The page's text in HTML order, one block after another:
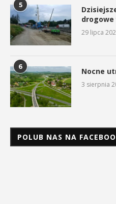
5
drogowe
29 lipca
6 Nocne
3 sierpnia
POLUB NAS NA